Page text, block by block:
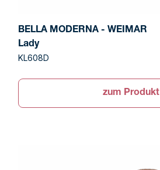
BELLA MODERNA - WEIMAR
Lady
KL608D
zum Produkt